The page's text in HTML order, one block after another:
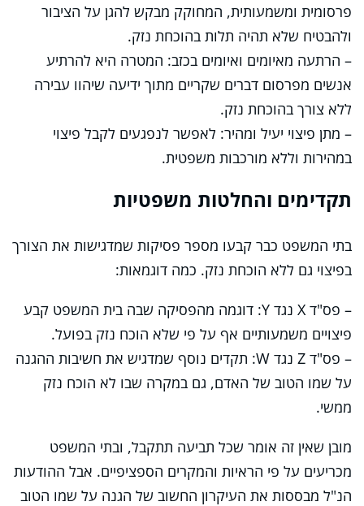
פרסומית ומשמעותית, המחוקק מבקש להגן על הציבור
ולהבטיח שלא תהיה תלות בהוכחת נזק.
– הרתעה מאיומים ואיומים בכזב: המטרה היא להרתיע
אנשים מפרסום דברים שקריים מתוך ידיעה שיהוו עבירה
ללא צורך בהוכחת נזק.
– מתן פיצוי יעיל ומהיר: לאפשר לנפגעים לקבל פיצוי
במהירות וללא מורכבות משפטית.
תקדימים והחלטות משפטיות
בתי המשפט כבר קבעו מספר פסיקות שמדגישות את הצורך
בפיצוי גם ללא הוכחת נזק. כמה דוגמאות:
– פס"ד X נגד Y: דוגמה מהפסיקה שבה בית המשפט קבע
פיצויים משמעותיים אף על פי שלא הוכח נזק בפועל.
– פס"ד Z נגד W: תקדים נוסף שמדגיש את חשיבות ההגנה
על שמו הטוב של האדם, גם במקרה שבו לא הוכח נזק
ממשי.
מובן שאין זה אומר שכל תביעה תתקבל, ובתי המשפט
מכריעים על פי הראיות והמקרים הספציפיים. אבל ההודעות
הנ"ל מבססות את העיקרון החשוב של הגנה על שמו הטוב